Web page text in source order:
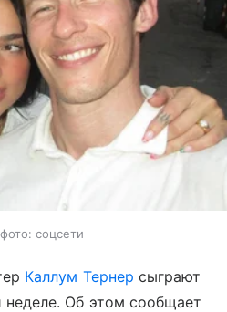
соцсети
Каллум Тернер сыграют
Об этом сообщает